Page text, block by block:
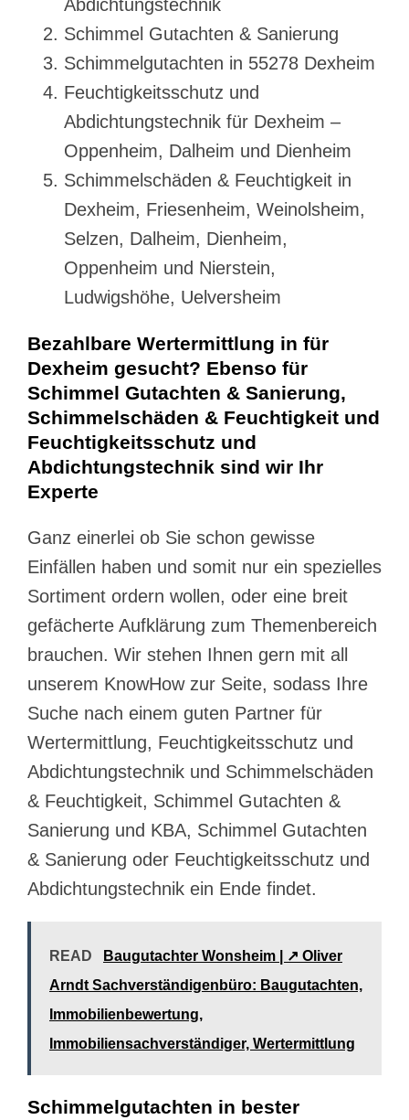
Abdichtungstechnik
Schimmel Gutachten & Sanierung
Schimmelgutachten in 55278 Dexheim
Feuchtigkeitsschutz und
Abdichtungstechnik für Dexheim –
Oppenheim, Dalheim und Dienheim
Schimmelschäden & Feuchtigkeit in
Dexheim, Friesenheim, Weinolsheim,
Selzen, Dalheim, Dienheim,
Oppenheim und Nierstein,
Ludwigshöhe, Uelversheim
Bezahlbare Wertermittlung in für
Dexheim gesucht? Ebenso für
Schimmel Gutachten & Sanierung,
Schimmelschäden & Feuchtigkeit und
Feuchtigkeitsschutz und
Abdichtungstechnik sind wir Ihr
Experte
Ganz einerlei ob Sie schon gewisse
Einfällen haben und somit nur ein spezielles
Sortiment ordern wollen, oder eine breit
gefächerte Aufklärung zum Themenbereich
brauchen. Wir stehen Ihnen gern mit all
unserem KnowHow zur Seite, sodass Ihre
Suche nach einem guten Partner für
Wertermittlung, Feuchtigkeitsschutz und
Abdichtungstechnik und Schimmelschäden
& Feuchtigkeit, Schimmel Gutachten &
Sanierung und KBA, Schimmel Gutachten
& Sanierung oder Feuchtigkeitsschutz und
Abdichtungstechnik ein Ende findet.
READ
Baugutachter Wonsheim | ↗️ Oliver
Arndt Sachverständigenbüro: Baugutachten,
Immobilienbewertung,
Immobiliensachverständiger, Wertermittlung
Schimmelgutachten in bester